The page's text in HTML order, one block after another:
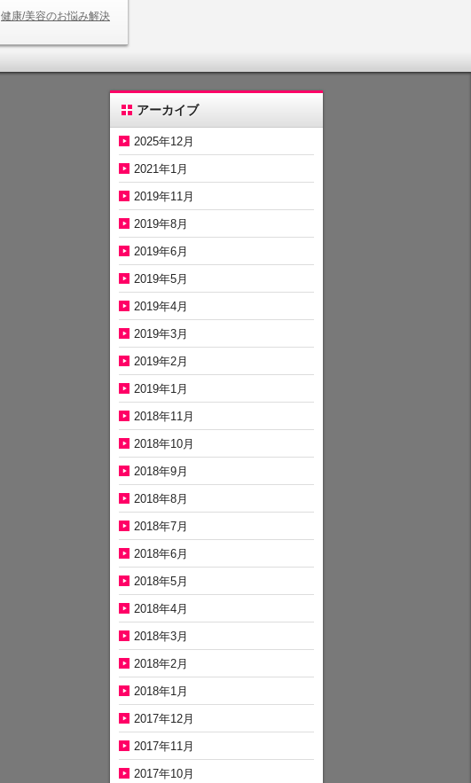
健康/美容のお悩み解決
アーカイブ
2025年12月
2021年1月
2019年11月
2019年8月
2019年6月
2019年5月
2019年4月
2019年3月
2019年2月
2019年1月
2018年11月
2018年10月
2018年9月
2018年8月
2018年7月
2018年6月
2018年5月
2018年4月
2018年3月
2018年2月
2018年1月
2017年12月
2017年11月
2017年10月